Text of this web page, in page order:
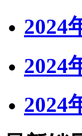
2024
2024
2024